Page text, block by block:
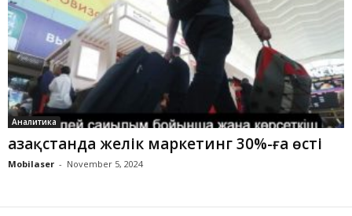
Аналитика
Қазақстанда желік маркетинг 30%-ға өсті
Mobilaser - November 5, 2024